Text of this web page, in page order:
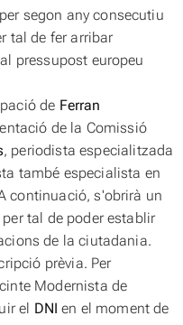
segon any consecutiu
tal de fer arribar
pressupost europeu
de Ferran
de la Comissió
, periodista especialitzada
també especialista en
continuació, s'obrirà un
tal de poder establir
de la ciutadania.
prèvia. Per
Modernista de
el DNIen el moment de